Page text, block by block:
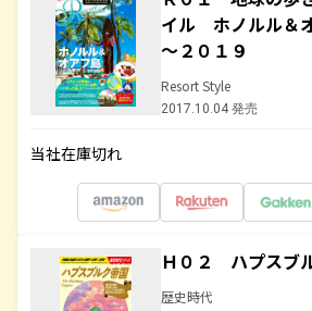
イル ホノルル＆
～２０１９
Resort Style
2017.10.04 発売
当社在庫切れ
Ｈ０２ ハプスブ
歴史時代